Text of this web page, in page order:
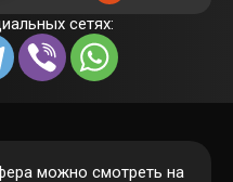
сетях:
можно смотреть на